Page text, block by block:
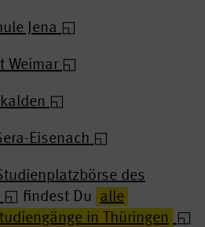
Jena
Weimar
Eisenach
des
findest Du alle
in Thüringen